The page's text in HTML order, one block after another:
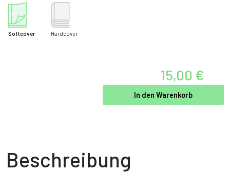
Softcover Hardcover
15,00 €
In den Warenkorb
Beschreibung